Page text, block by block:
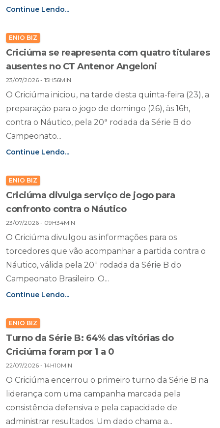
Continue Lendo...
ENIO BIZ
Criciúma se reapresenta com quatro titulares
ausentes no CT Antenor Angeloni
23/07/2026 - 15H56MIN
O Criciúma iniciou, na tarde desta quinta-feira (23), a
preparação para o jogo de domingo (26), às 16h,
contra o Náutico, pela 20ª rodada da Série B do
Campeonato...
Continue Lendo...
ENIO BIZ
Criciúma divulga serviço de jogo para
confronto contra o Náutico
23/07/2026 - 09H34MIN
O Criciúma divulgou as informações para os
torcedores que vão acompanhar a partida contra o
Náutico, válida pela 20ª rodada da Série B do
Campeonato Brasileiro. O...
Continue Lendo...
ENIO BIZ
Turno da Série B: 64% das vitórias do
Criciúma foram por 1 a 0
22/07/2026 - 14H10MIN
O Criciúma encerrou o primeiro turno da Série B na
liderança com uma campanha marcada pela
consistência defensiva e pela capacidade de
administrar resultados. Um dado chama a...